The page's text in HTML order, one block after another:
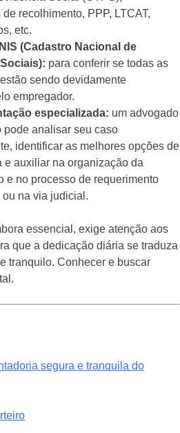
recolhimento, PPP, LTCAT,
etc.
(Cadastro Nacional de
para conferir se todas as
sendo devidamente
empregador.
especializada: um advogado
pode analisar seu caso
identificar as melhores opções de
e auxiliar na organização da
e no processo de requerimento
na via judicial.
essencial, exige atenção aos
que a dedicação diária se traduza
tranquilo. Conhecer e buscar
segura e tranquila do